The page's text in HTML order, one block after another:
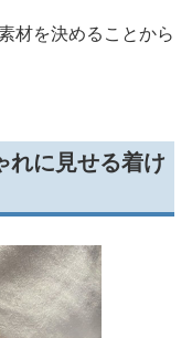
材を決めることから
れに見せる着け